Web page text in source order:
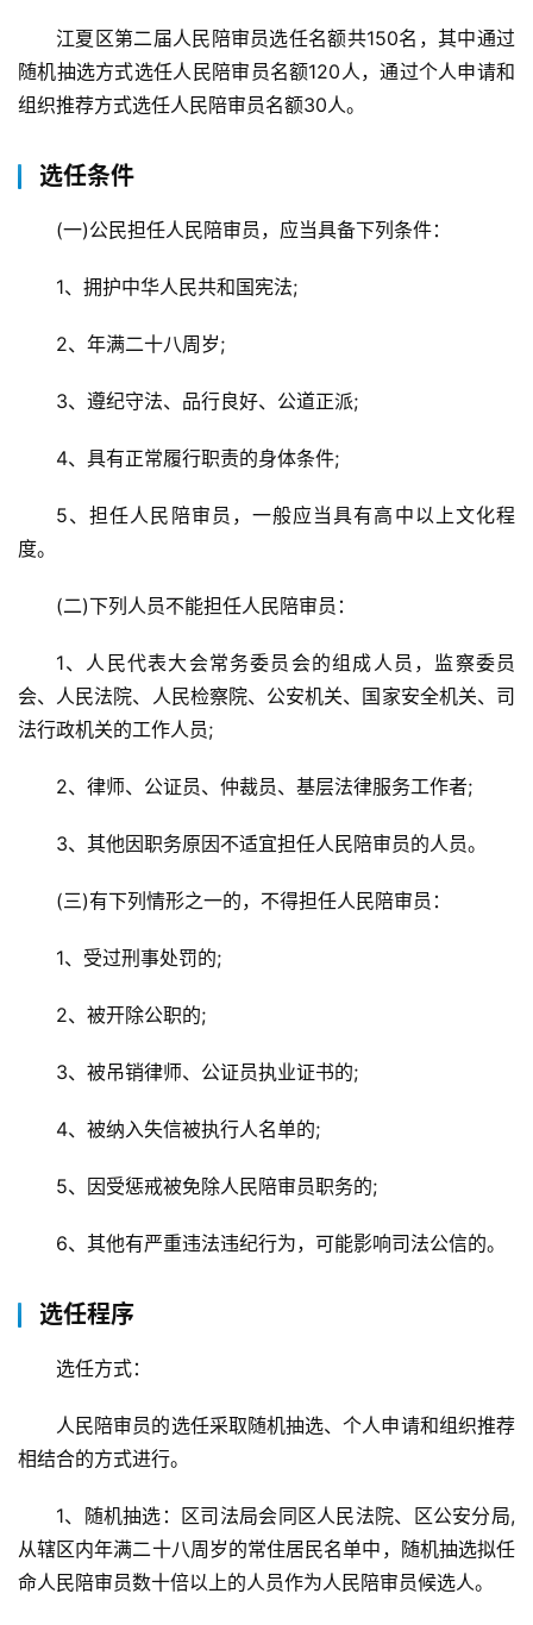
江夏区第二届人民陪审员选任名额共150名，其中通过
随机抽选方式选任人民陪审员名额120人，通过个人申请和
组织推荐方式选任人民陪审员名额30人。
选任条件
(一)公民担任人民陪审员，应当具备下列条件：
1、拥护中华人民共和国宪法;
2、年满二十八周岁;
3、遵纪守法、品行良好、公道正派;
4、具有正常履行职责的身体条件;
5、担任人民陪审员，一般应当具有高中以上文化程
度。
(二)下列人员不能担任人民陪审员：
1、人民代表大会常务委员会的组成人员，监察委员
会、人民法院、人民检察院、公安机关、国家安全机关、司
法行政机关的工作人员;
2、律师、公证员、仲裁员、基层法律服务工作者;
3、其他因职务原因不适宜担任人民陪审员的人员。
(三)有下列情形之一的，不得担任人民陪审员：
1、受过刑事处罚的;
2、被开除公职的;
3、被吊销律师、公证员执业证书的;
4、被纳入失信被执行人名单的;
5、因受惩戒被免除人民陪审员职务的;
6、其他有严重违法违纪行为，可能影响司法公信的。
选任程序
选任方式：
人民陪审员的选任采取随机抽选、个人申请和组织推荐
相结合的方式进行。
1、随机抽选：区司法局会同区人民法院、区公安分局,
从辖区内年满二十八周岁的常住居民名单中，随机抽选拟任
命人民陪审员数十倍以上的人员作为人民陪审员候选人。